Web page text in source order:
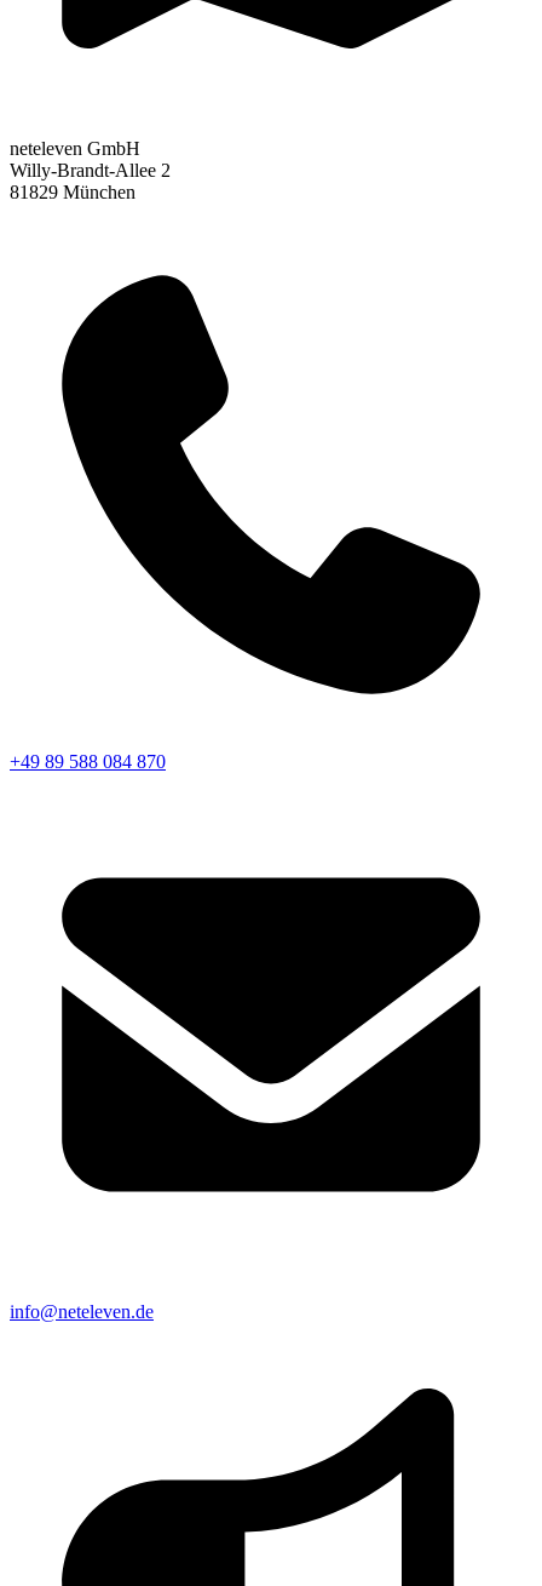
neteleven GmbH
Willy-Brandt-Allee 2
81829 München
+49 89 588 084 870
info@neteleven.de